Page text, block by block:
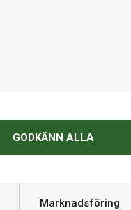
GODKÄNN ALLA
Marknadsföring